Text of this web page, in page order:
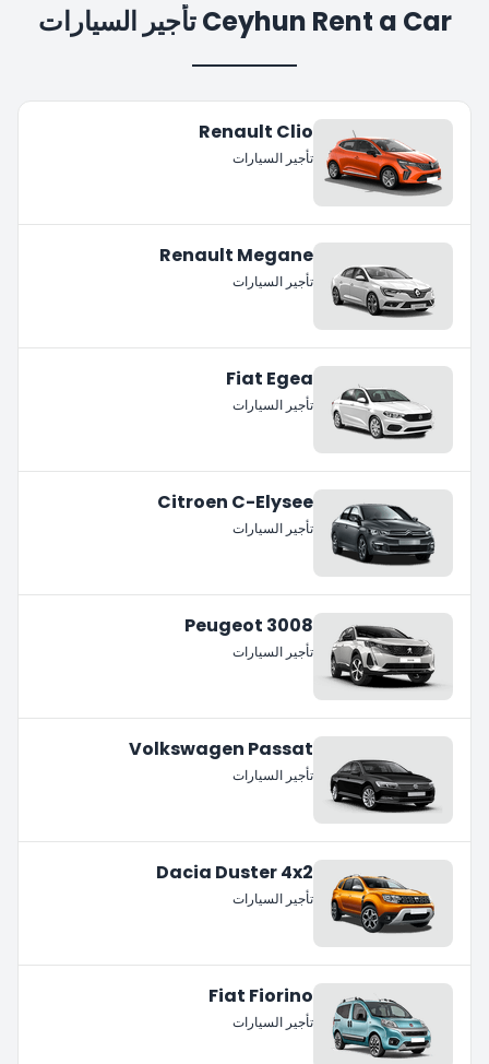
Ceyhun Rent a Car تأجير السيارات
Renault Clio
تأجير السيارات
Renault Megane
تأجير السيارات
Fiat Egea
تأجير السيارات
Citroen C-Elysee
تأجير السيارات
Peugeot 3008
تأجير السيارات
Volkswagen Passat
تأجير السيارات
Dacia Duster 4x2
تأجير السيارات
Fiat Fiorino
تأجير السيارات